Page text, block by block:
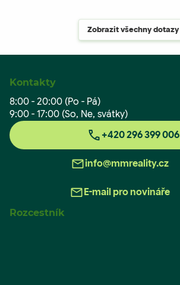
Zobrazit všechny dotazy
Kontakty
8:00 - 20:00 (Po - Pá)
9:00 - 17:00 (So, Ne, svátky)
+420 296 399 006
info@mmreality.cz
E-mail pro novináře
Rozcestník